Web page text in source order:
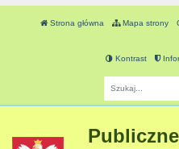
Strona główna Mapa strony
Kontrast